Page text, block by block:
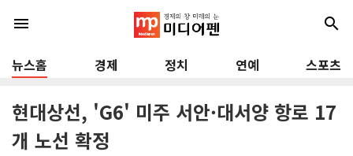
menu search
뉴스홈 경제 정치 연예 스포츠
현대상선, 'G6' 미주 서안·대서양 항로 17
개 노선 확정